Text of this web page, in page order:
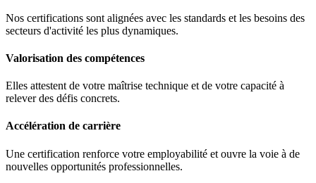
Nos certifications sont alignées avec les standards et les besoins des
secteurs d'activité les plus dynamiques.
Valorisation des compétences
Elles attestent de votre maîtrise technique et de votre capacité à
relever des défis concrets.
Accélération de carrière
Une certification renforce votre employabilité et ouvre la voie à de
nouvelles opportunités professionnelles.